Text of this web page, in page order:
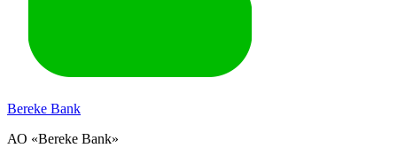
Bereke Bank
АО «Bereke Bank»